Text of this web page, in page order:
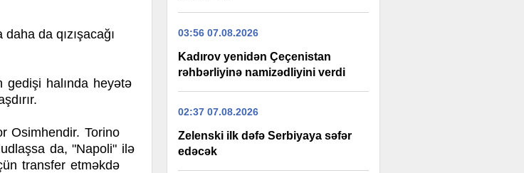
da qızışacağı
gedişi halında heyətə
Osimhendir. Torino
da, "Napoli" ilə
transfer etməkdə
03:56 07.08.2026
Kadırov yenidən Çeçenistan
rəhbərliyinə namizədliyini verdi
02:37 07.08.2026
Zelenski ilk dəfə Serbiyaya səfər
edəcək